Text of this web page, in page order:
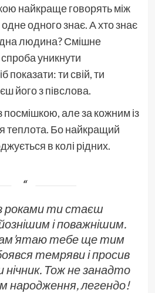
найкраще говорять між
одного знає. А хто знає
людина? Смішне
уникнути
показати: ти свій, ти
його з півслова.
посмішкою, але за кожним із
теплота. Бо найкращий
в колі рідних.
роками ти стаєш
і поважнішим.
тебе ще тим
темряви і просив
Тож не занадто
народження, легендо!